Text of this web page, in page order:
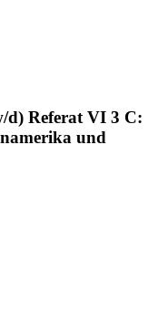
d) Referat VI 3 C:
und